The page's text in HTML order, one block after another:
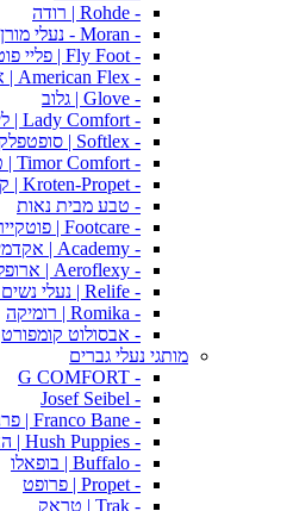
- Rohde | רודה
- Moran - נעלי מורן
- Fly Foot | פליי פוט
- American Flex | אמריקו פלקס
- Glove | גלוב
- Lady Comfort | ליידי קומפורט
- Softlex | סופטפלקס
- Timor Comfort | טימור קומפורט
- Kroten-Propet | קרוטן-פרופט
- טבע מבית נאות
- Footcare | פוטקייר
- Academy | אקדמי
- Aeroflexy | ארופלקסי
- Relife | נעלי נשים רילייף
- Romika | רומיקה
- אבסולוט קומפורט
מותגי נעלי גברים
- G COMFORT
- Josef Seibel
- Franco Bane | פרנקו בן
- Hush Puppies | האש פפיס
- Buffalo | בופאלו
- Propet | פרופט
- Trak | טראק